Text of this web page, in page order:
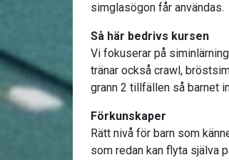
simglasögon får användas.
Så här bedrivs kursen
Vi fokuserar på
tränar också crawl,
grann 2 tillfällen så barnet
Förkunskaper
Rätt nivå för barn som
som redan kan flyta själva